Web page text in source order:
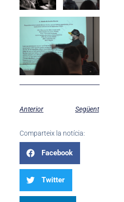
Anterior Següent
Comparteix la notícia:
Facebook
Twitter